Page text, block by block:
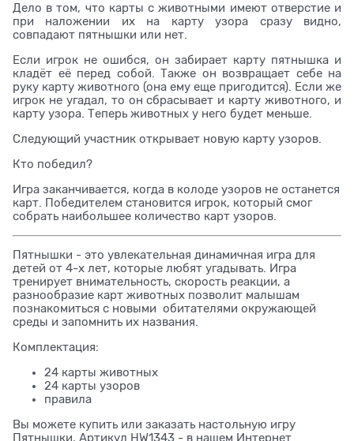
Дело в том, что карты с животными имеют отверстие и
при наложении их на карту узора сразу видно,
совпадают пятнышки или нет.
Если игрок не ошибся, он забирает карту пятнышка и
кладёт её перед собой. Также он возвращает себе на
руку карту животного (она ему еще пригодится). Если же
игрок не угадал, то он сбрасывает и карту животного, и
карту узора. Теперь животных у него будет меньше.
Следующий участник открывает новую карту узоров.
Кто победил?
Игра заканчивается, когда в колоде узоров не останется
карт. Победителем становится игрок, который смог
собрать наибольшее количество карт узоров.
Пятнышки - это увлекательная динамичная игра для
детей от 4-х лет, которые любят угадывать. Игра
тренирует внимательность, скорость реакции, а
разнообразие карт животных позволит малышам
познакомиться с новыми обитателями окружающей
среды и запомнить их названия.
Комплектация:
24 карты животных
24 карты узоров
правила
Вы можете купить или заказать настольную игру
Пятнышки, Артикул HW1343 - в нашем Интернет